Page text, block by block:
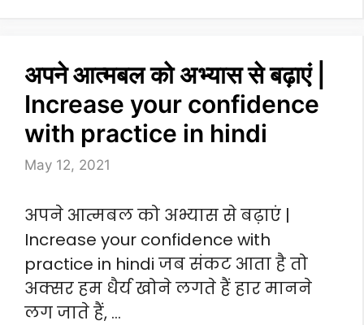
अपने आत्मबल को अभ्यास से बढ़ाएं |
Increase your confidence
with practice in hindi
May 12, 2021
अपने आत्मबल को अभ्यास से बढ़ाएं |
Increase your confidence with
practice in hindi जब संकट आता है तो
अक्सर हम धैर्य खोने लगते हैं हार मानने
लग जाते हैं, …